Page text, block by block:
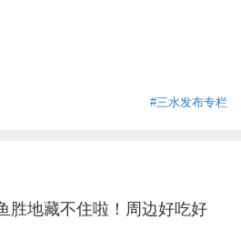
#三水发布专栏
胜地藏不住啦！周边好吃好